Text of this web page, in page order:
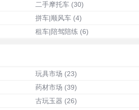
二手摩托车 (30)
拼车|顺风车 (4)
租车|陪驾陪练 (6)
玩具市场 (23)
药材市场 (39)
古玩玉器 (26)